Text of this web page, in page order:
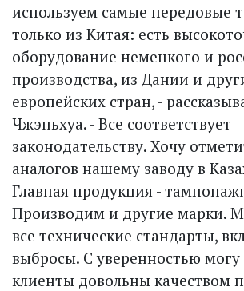
используем самые передовые
только из Китая: есть
оборудование немецкого и
производства, из Дании и
европейских стран, -
Чжэньхуа. - Все соответствует
законодательству. Хочу
аналогов нашему заводу в
Главная продукция -
Производим и другие марки.
все технические стандарты,
выбросы. С уверенностью могу
клиенты довольны качеством